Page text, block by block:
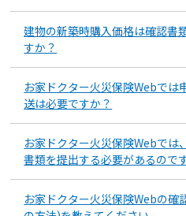
建物の新築時購入価格は確認書
すか？
お家ドクター火災保険Webでは
送は必要ですか？
お家ドクター火災保険Webでは
書類を提出する必要があるので
お家ドクター火災保険Webの確